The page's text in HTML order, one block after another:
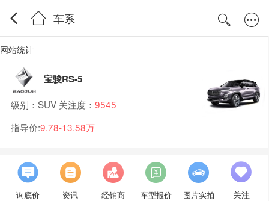
车系
网站统计
宝骏RS-5
级别：SUV 关注度： 9545
指导价:9.78-13.58万
询底价 资讯 经销商 车型报价 图片实拍 关注